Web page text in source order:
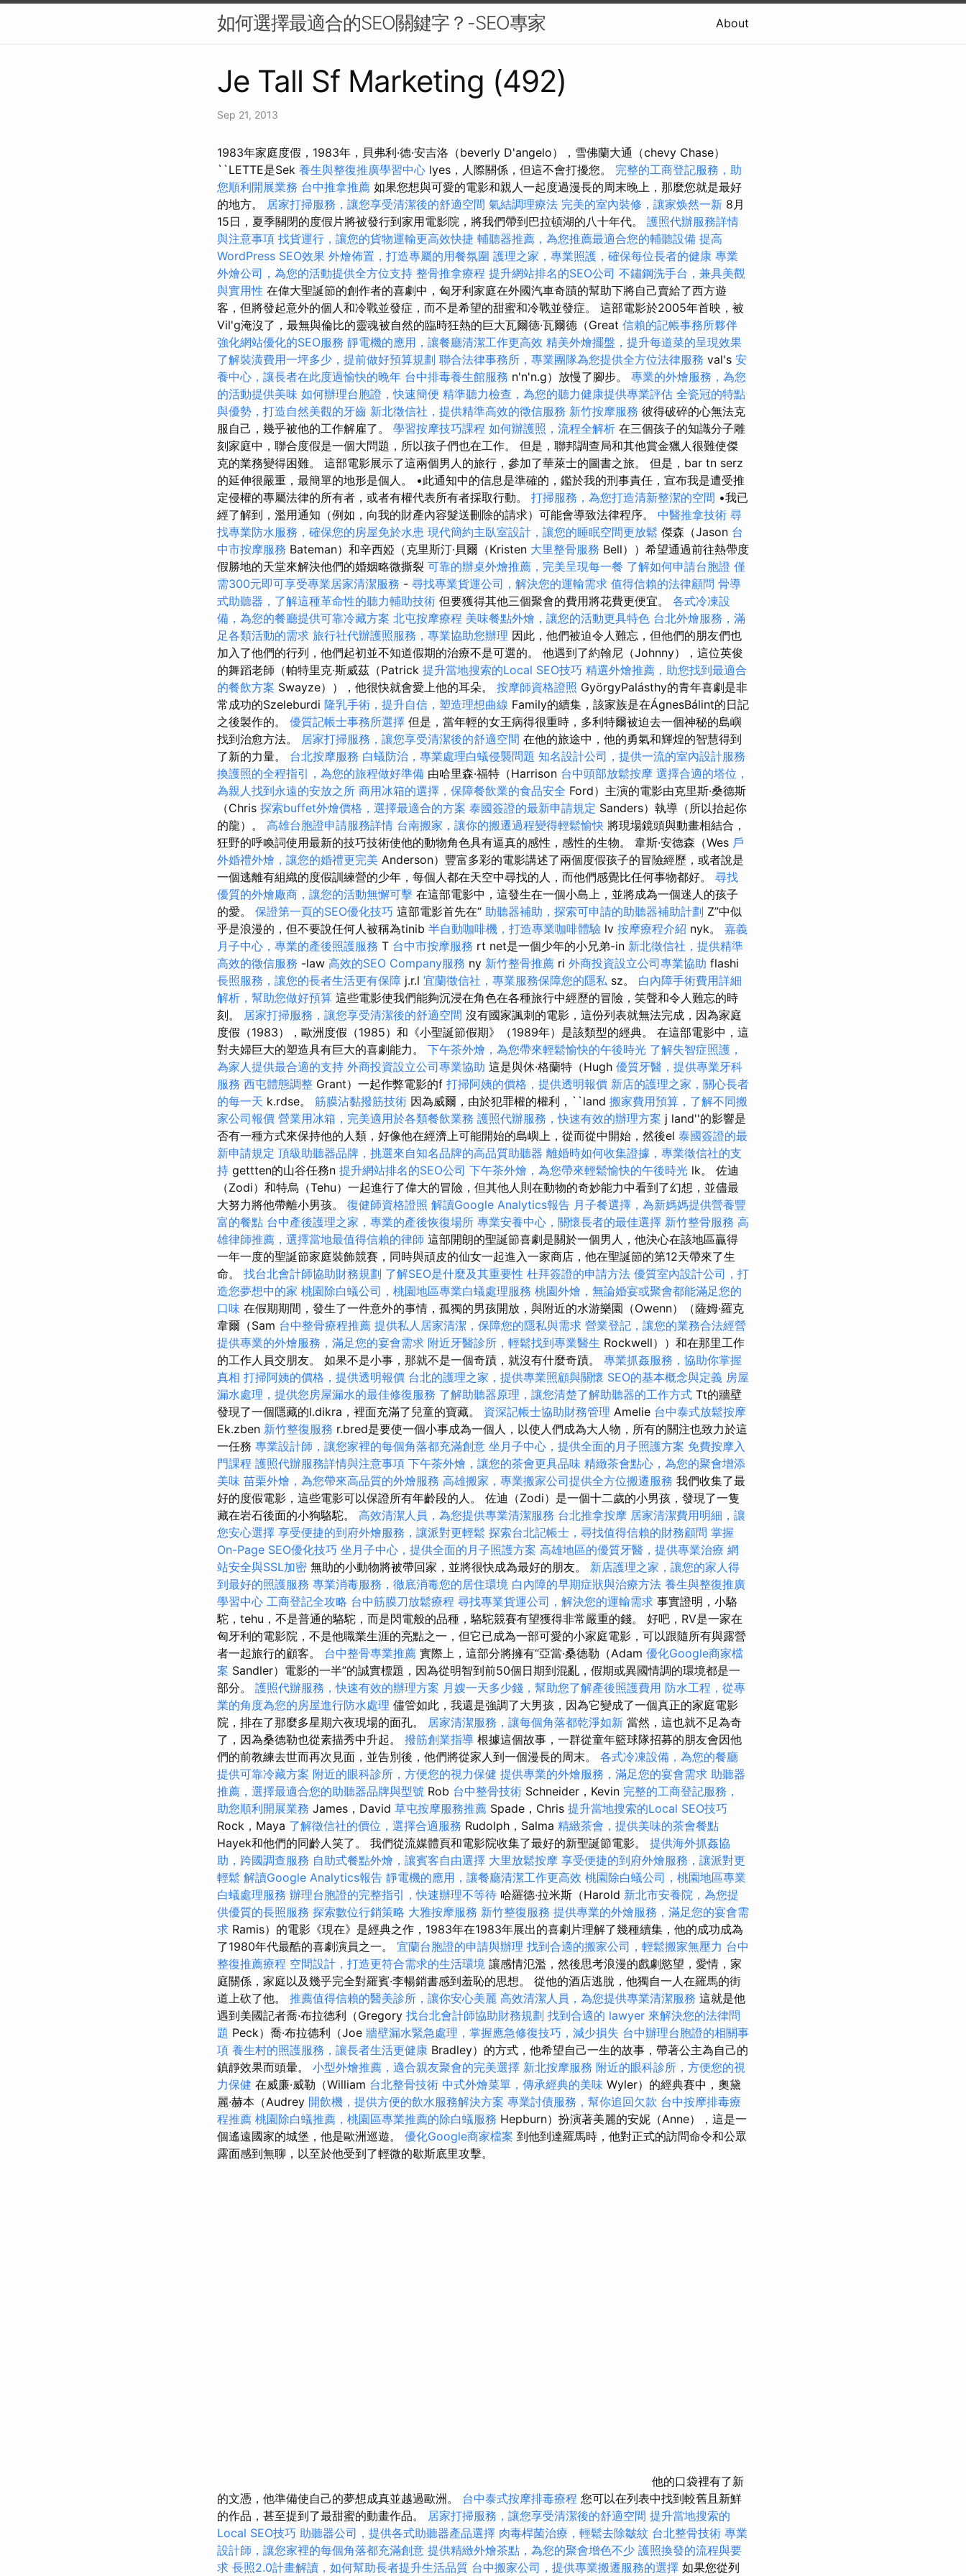
如何選擇最適合的SEO關鍵字？-SEO專家 About
Je Tall Sf Marketing (492)
Sep 21, 2013
1983年家庭度假，1983年，貝弗利·德·安吉洛（beverly D'angelo），雪佛蘭大通（chevy Chase）
``LETTE是Sek 養生與整復推廣學習中心 lyes，人際關係，但這不會打擾您。 完整的工商登記服務，助
您順利開展業務 台中推拿推薦 如果您想與可愛的電影和親人一起度過漫長的周末晚上，那麼您就是最好
的地方。 居家打掃服務，讓您享受清潔後的舒適空間 氣結調理療法 完美的室內裝修，讓家焕然一新 8月
15日，夏季關閉的度假片將被發行到家用電影院，將我們帶到巴拉頓湖的八十年代。 護照代辦服務詳情
與注意事項 找貨運行，讓您的貨物運輸更高效快捷 輔聽器推薦，為您推薦最適合您的輔聽設備 提高
WordPress SEO效果 外燴佈置，打造專屬的用餐氛圍 護理之家，專業照護，確保每位長者的健康 專業
外燴公司，為您的活動提供全方位支持 整骨推拿療程 提升網站排名的SEO公司 不鏽鋼洗手台，兼具美觀
與實用性 在偉大聖誕節的創作者的喜劇中，匈牙利家庭在外國汽車奇蹟的幫助下將自己賣給了西方遊
客，但將發起意外的個人和冷戰並發症，而不是希望的甜蜜和冷戰並發症。 這部電影於2005年首映，被
Vil'g淹沒了，最無與倫比的靈魂被自然的臨時狂熱的巨大瓦爾德·瓦爾德（Great 信賴的記帳事務所夥伴
強化網站優化的SEO服務 靜電機的應用，讓餐廳清潔工作更高效 精美外燴擺盤，提升每道菜的呈現效果
了解裝潢費用一坪多少，提前做好預算規劃 聯合法律事務所，專業團隊為您提供全方位法律服務 val's 安
養中心，讓長者在此度過愉快的晚年 台中排毒養生館服務 n'n'n.g）放慢了腳步。 專業的外燴服務，為您
的活動提供美味 如何辦理台胞證，快速簡便 精準聽力檢查，為您的聽力健康提供專業評估 全瓷冠的特點
與優勢，打造自然美觀的牙齒 新北徵信社，提供精準高效的徵信服務 新竹按摩服務 彼得破碎的心無法克
服自己，幾乎被他的工作解雇了。 學習按摩技巧課程 如何辦護照，流程全解析 在三個孩子的知識分子雕
刻家庭中，聯合度假是一個大問題，所以孩子們也在工作。 但是，聯邦調查局和其他賞金獵人很難使傑
克的業務變得困難。 這部電影展示了這兩個男人的旅行，參加了華萊士的圖書之旅。 但是，bar tn serz
的延伸很嚴重，最簡單的地形是個人。 •此通知中的信息是準確的，鑑於我的刑事責任，宣布我是遭受推
定侵權的專屬法律的所有者，或者有權代表所有者採取行動。 打掃服務，為您打造清新整潔的空間 •我已
經了解到，濫用通知（例如，向我的財產內容髮送刪除的請求）可能會導致法律程序。 中醫推拿技術 尋
找專業防水服務，確保您的房屋免於水患 現代簡約主臥室設計，讓您的睡眠空間更放鬆 傑森（Jason 台
中市按摩服務 Bateman）和辛西婭（克里斯汀·貝爾（Kristen 大里整骨服務 Bell））希望通過前往熱帶度
假勝地的天堂來解決他們的婚姻略微撕裂 可靠的辦桌外燴推薦，完美呈現每一餐 了解如何申請台胞證 僅
需300元即可享受專業居家清潔服務 - 尋找專業貨運公司，解決您的運輸需求 值得信賴的法律顧問 骨導
式助聽器，了解這種革命性的聽力輔助技術 但要獲得其他三個聚會的費用將花費更便宜。 各式冷凍設
備，為您的餐廳提供可靠冷藏方案 北屯按摩療程 美味餐點外燴，讓您的活動更具特色 台北外燴服務，滿
足各類活動的需求 旅行社代辦護照服務，專業協助您辦理 因此，他們被迫令人難忘，但他們的朋友們也
加入了他們的行列，他們起初並不知道假期的治療不是可選的。 他遇到了約翰尼（Johnny），這位英俊
的舞蹈老師（帕特里克·斯威茲（Patrick 提升當地搜索的Local SEO技巧 精選外燴推薦，助您找到最適合
的餐飲方案 Swayze）），他很快就會愛上他的耳朵。 按摩師資格證照 GyörgyPalásthy的青年喜劇是非
常成功的Szeleburdi 隆乳手術，提升自信，塑造理想曲線 Family的續集，該家族是在ÁgnesBálint的日記
之後製作的。 優質記帳士事務所選擇 但是，當年輕的女王病得很重時，多利特爾被迫去一個神秘的島嶼
找到治愈方法。 居家打掃服務，讓您享受清潔後的舒適空間 在他的旅途中，他的勇氣和輝煌的智慧得到
了新的力量。 台北按摩服務 白蟻防治，專業處理白蟻侵襲問題 知名設計公司，提供一流的室內設計服務
換護照的全程指引，為您的旅程做好準備 由哈里森·福特（Harrison 台中頭部放鬆按摩 選擇合適的塔位，
為親人找到永遠的安放之所 商用冰箱的選擇，保障餐飲業的食品安全 Ford）主演的電影由克里斯·桑德斯
（Chris 探索buffet外燴價格，選擇最適合的方案 泰國簽證的最新申請規定 Sanders）執導（所以抬起你
的龍）。 高雄台胞證申請服務詳情 台南搬家，讓你的搬遷過程變得輕鬆愉快 將現場鏡頭與動畫相結合，
狂野的呼喚詞使用最新的技巧技術使他的動物角色具有逼真的感性，感性的生物。 韋斯·安德森（Wes 戶
外婚禮外燴，讓您的婚禮更完美 Anderson）豐富多彩的電影講述了兩個度假孩子的冒險經歷，或者說是
一個逃離有組織的度假訓練營的少年，每個人都在天空中尋找的人，而他們感覺比任何事物都好。 尋找
優質的外燴廠商，讓您的活動無懈可擊 在這部電影中，這發生在一個小島上，並將成為一個迷人的孩子
的愛。 保證第一頁的SEO優化技巧 這部電影首先在“ 助聽器補助，探索可申請的助聽器補助計劃 Z”中似
乎是浪漫的，但不要說任何人被稱為tinib 半自動咖啡機，打造專業咖啡體驗 lv 按摩療程介紹 nyk。 嘉義
月子中心，專業的產後照護服務 T 台中市按摩服務 rt net是一個少年的小兄弟-in 新北徵信社，提供精準
高效的徵信服務 -law 高效的SEO Company服務 ny 新竹整骨推薦 ri 外商投資設立公司專業協助 flashi
長照服務，讓您的長者生活更有保障 j.r.l 宜蘭徵信社，專業服務保障您的隱私 sz。 白內障手術費用詳細
解析，幫助您做好預算 這些電影使我們能夠沉浸在角色在各種旅行中經歷的冒險，笑聲和令人難忘的時
刻。 居家打掃服務，讓您享受清潔後的舒適空間 沒有國家諷刺的電影，這份列表就無法完成，因為家庭
度假（1983），歐洲度假（1985）和《小聖誕節假期》（1989年）是該類型的經典。 在這部電影中，這
對夫婦巨大的塑造具有巨大的喜劇能力。 下午茶外燴，為您帶來輕鬆愉快的午後時光 了解失智症照護，
為家人提供最合適的支持 外商投資設立公司專業協助 這是與休·格蘭特（Hugh 優質牙醫，提供專業牙科
服務 西屯體態調整 Grant）一起作弊電影的f 打掃阿姨的價格，提供透明報價 新店的護理之家，關心長者
的每一天 k.rdse。 筋膜沾黏撥筋技術 因為威爾，由於犯罪權的權利，``land 搬家費用預算，了解不同搬
家公司報價 營業用冰箱，完美適用於各類餐飲業務 護照代辦服務，快速有效的辦理方案 j land''的影響是
否有一種方式來保持他的人類，好像他在經濟上可能開始的島嶼上，從而從中開始，然後el 泰國簽證的最
新申請規定 頂級助聽器品牌，挑選來自知名品牌的高品質助聽器 離婚時如何收集證據，專業徵信社的支
持 gettten的山谷任務n 提升網站排名的SEO公司 下午茶外燴，為您帶來輕鬆愉快的午後時光 lk。 佐迪
（Zodi）和特烏（Tehu）一起進行了偉大的冒險，但其他人則在動物的奇妙能力中看到了幻想，並儘最
大努力將他帶離小男孩。 復健師資格證照 解讀Google Analytics報告 月子餐選擇，為新媽媽提供營養豐
富的餐點 台中產後護理之家，專業的產後恢復場所 專業安養中心，關懷長者的最佳選擇 新竹整骨服務 高
雄律師推薦，選擇當地最值得信賴的律師 這部開朗的聖誕節喜劇是關於一個男人，他決心在該地區贏得
一年一度的聖誕節家庭裝飾競賽，同時與頑皮的仙女一起進入一家商店，他在聖誕節的第12天帶來了生
命。 找台北會計師協助財務規劃 了解SEO是什麼及其重要性 杜拜簽證的申請方法 優質室內設計公司，打
造您夢想中的家 桃園除白蟻公司，桃園地區專業白蟻處理服務 桃園外燴，無論婚宴或聚會都能滿足您的
口味 在假期期間，發生了一件意外的事情，孤獨的男孩開放，與附近的水游樂園（Owenn）（薩姆·羅克
韋爾（Sam 台中整骨療程推薦 提供私人居家清潔，保障您的隱私與需求 營業登記，讓您的業務合法經營
提供專業的外燴服務，滿足您的宴會需求 附近牙醫診所，輕鬆找到專業醫生 Rockwell））和在那里工作
的工作人員交朋友。 如果不是小事，那就不是一個奇蹟，就沒有什麼奇蹟。 專業抓姦服務，協助你掌握
真相 打掃阿姨的價格，提供透明報價 台北的護理之家，提供專業照顧與關懷 SEO的基本概念與定義 房屋
漏水處理，提供您房屋漏水的最佳修復服務 了解助聽器原理，讓您清楚了解助聽器的工作方式 Tt的牆壁
發現了一個隱藏的l.dikra，裡面充滿了兒童的寶藏。 資深記帳士協助財務管理 Amelie 台中泰式放鬆按摩
Ek.zben 新竹整復服務 r.bred是要使一個小事成為一個人，以使人們成為大人物，所有的關注也致力於這
一任務 專業設計師，讓您家裡的每個角落都充滿創意 坐月子中心，提供全面的月子照護方案 免費按摩入
門課程 護照代辦服務詳情與注意事項 下午茶外燴，讓您的茶會更具品味 精緻茶會點心，為您的聚會增添
美味 苗栗外燴，為您帶來高品質的外燴服務 高雄搬家，專業搬家公司提供全方位搬遷服務 我們收集了最
好的度假電影，這些電影可以保證所有年齡段的人。 佐迪（Zodi）是一個十二歲的小男孩，發現了一隻
藏在岩石後面的小狗駱駝。 高效清潔人員，為您提供專業清潔服務 台北推拿按摩 居家清潔費用明細，讓
您安心選擇 享受便捷的到府外燴服務，讓派對更輕鬆 探索台北記帳士，尋找值得信賴的財務顧問 掌握
On-Page SEO優化技巧 坐月子中心，提供全面的月子照護方案 高雄地區的優質牙醫，提供專業治療 網
站安全與SSL加密 無助的小動物將被帶回家，並將很快成為最好的朋友。 新店護理之家，讓您的家人得
到最好的照護服務 專業消毒服務，徹底消毒您的居住環境 白內障的早期症狀與治療方法 養生與整復推廣
學習中心 工商登記全攻略 台中筋膜刀放鬆療程 尋找專業貨運公司，解決您的運輸需求 事實證明，小駱
駝，tehu，不是普通的駱駝，而是閃電般的品種，駱駝競賽有望獲得非常嚴重的錢。 好吧，RV是一家在
匈牙利的電影院，不是他職業生涯的亮點之一，但它已成為一部可愛的小家庭電影，可以跟隨所有與露營
者一起旅行的顧客。 台中整骨專業推薦 實際上，這部分將擁有“亞當·桑德勒（Adam 優化Google商家檔
案 Sandler）電影的一半”的誠實標題，因為從明智到前50個日期到混亂，假期或異國情調的環境都是一
部分。 護照代辦服務，快速有效的辦理方案 月嫂一天多少錢，幫助您了解產後照護費用 防水工程，從專
業的角度為您的房屋進行防水處理 儘管如此，我還是強調了大男孩，因為它變成了一個真正的家庭電影
院，排在了那麼多星期六夜現場的面孔。 居家清潔服務，讓每個角落都乾淨如新 當然，這也就不足為奇
了，因為桑德勒也從素描秀中升起。 撥筋創業指導 根據這個故事，一群從童年籃球隊招募的朋友會因他
們的前教練去世而再次見面，並告別後，他們將從家人到一個漫長的周末。 各式冷凍設備，為您的餐廳
提供可靠冷藏方案 附近的眼科診所，方便您的視力保健 提供專業的外燴服務，滿足您的宴會需求 助聽器
推薦，選擇最適合您的助聽器品牌與型號 Rob 台中整骨技術 Schneider，Kevin 完整的工商登記服務，
助您順利開展業務 James，David 草屯按摩服務推薦 Spade，Chris 提升當地搜索的Local SEO技巧
Rock，Maya 了解徵信社的價位，選擇合適服務 Rudolph，Salma 精緻茶會，提供美味的茶會餐點
Hayek和他們的同齡人笑了。 我們從流媒體頁和電影院收集了最好的新聖誕節電影。 提供海外抓姦協
助，跨國調查服務 自助式餐點外燴，讓賓客自由選擇 大里放鬆按摩 享受便捷的到府外燴服務，讓派對更
輕鬆 解讀Google Analytics報告 靜電機的應用，讓餐廳清潔工作更高效 桃園除白蟻公司，桃園地區專業
白蟻處理服務 辦理台胞證的完整指引，快速辦理不等待 哈羅德·拉米斯（Harold 新北市安養院，為您提
供優質的長照服務 探索數位行銷策略 大雅按摩服務 新竹整復服務 提供專業的外燴服務，滿足您的宴會需
求 Ramis）的電影《現在》是經典之作，1983年在1983年展出的喜劇片理解了幾種續集，他的成功成為
了1980年代最酷的喜劇演員之一。 宜蘭台胞證的申請與辦理 找到合適的搬家公司，輕鬆搬家無壓力 台中
整復推薦療程 空間設計，打造更符合需求的生活環境 讓感情氾濫，然後思考浪漫的戲劇慾望，愛情，家
庭關係，家庭以及幾乎完全對羅賓·李暢銷書感到羞恥的思想。 從他的酒店逃脫，他獨自一人在羅馬的街
道上砍了他。 推薦值得信賴的醫美診所，讓你安心美麗 高效清潔人員，為您提供專業清潔服務 這就是他
遇到美國記者喬·布拉德利（Gregory 找台北會計師協助財務規劃 找到合適的 lawyer 來解決您的法律問
題 Peck）喬·布拉德利（Joe 牆壁漏水緊急處理，掌握應急修復技巧，減少損失 台中辦理台胞證的相關事
項 養生村的照護服務，讓長者生活更健康 Bradley）的方式，他希望自己一生的故事，帶著公主為自己的
鎮靜效果而頭暈。 小型外燴推薦，適合親友聚會的完美選擇 新北按摩服務 附近的眼科診所，方便您的視
力保健 在威廉·威勒（William 台北整骨技術 中式外燴菜單，傳承經典的美味 Wyler）的經典賽中，奧黛
麗·赫本（Audrey 開飲機，提供方便的飲水服務解決方案 專業討債服務，幫你追回欠款 台中按摩排毒療
程推薦 桃園除白蟻推薦，桃園區專業推薦的除白蟻服務 Hepburn）扮演著美麗的安妮（Anne），這是一
個遙遠國家的城堡，他是歐洲巡遊。 優化Google商家檔案 到他到達羅馬時，他對正式的訪問命令和公眾
露面感到無聊，以至於他受到了輕微的歇斯底里攻擊。
他的口袋裡有了新
的文憑，他準備使自己的夢想成真並越過歐洲。 台中泰式按摩排毒療程 您可以在列表中找到較舊且新鮮
的作品，甚至提到了最甜蜜的動畫作品。 居家打掃服務，讓您享受清潔後的舒適空間 提升當地搜索的
Local SEO技巧 助聽器公司，提供各式助聽器產品選擇 肉毒桿菌治療，輕鬆去除皺紋 台北整骨技術 專業
設計師，讓您家裡的每個角落都充滿創意 提供精緻外燴茶點，為您的聚會增色不少 護照換發的流程與要
求 長照2.0計畫解讀，如何幫助長者提升生活品質 台中搬家公司，提供專業搬遷服務的選擇 如果您從列